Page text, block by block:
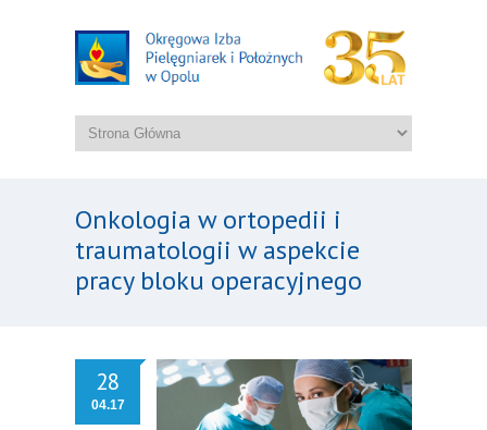
Onkologia w ortopedii i
traumatologii w aspekcie
pracy bloku operacyjnego
28
04.17